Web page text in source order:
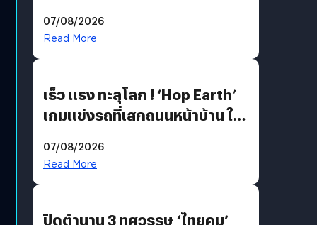
AI เพื่อการแพทย์ในประเทศไทย
07/08/2026
Read More
เร็ว แรง ทะลุโลก ! ‘Hop Earth’
เกมแข่งรถที่เสกถนนหน้าบ้าน ให้
07/08/2026
Read More
ปิดตำนาน 3 ทศวรรษ ‘ไทยคม’